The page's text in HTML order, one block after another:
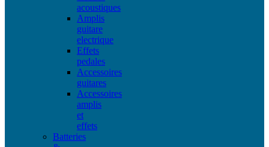
acoustiques
Amplis
guitare
electrique
Effets
pedales
Accessoires
guitares
Accessoires
amplis
et
effets
Batteries